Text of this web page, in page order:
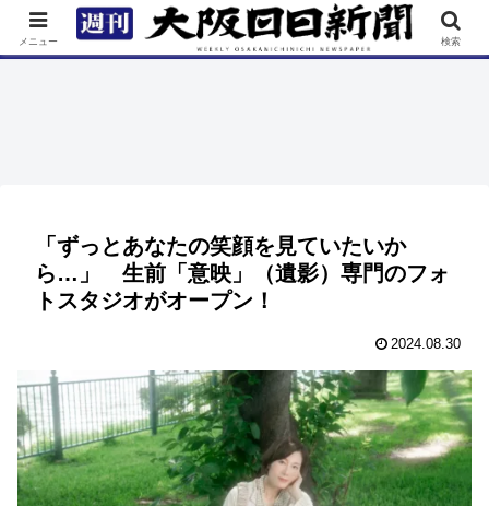
TOP 特集 ニュース 連載 街ネタ イベント
「ずっとあなたの笑顔を見ていたいか
ら…」 生前「意映」（遺影）専門のフォ
トスタジオがオープン！
2024.08.30
メニュー 検索